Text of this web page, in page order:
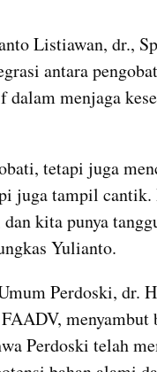
Listiawan, dr.,
antara
menjaga
tetapi juga
juga tampil cantik.
kita punya
Yulianto.
Perdoski, dr.
Perdoski telah